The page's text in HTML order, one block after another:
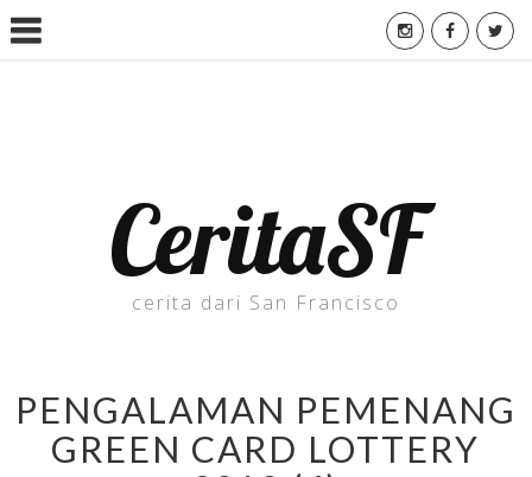
CeritaSF
cerita dari San Francisco
PENGALAMAN PEMENANG
GREEN CARD LOTTERY